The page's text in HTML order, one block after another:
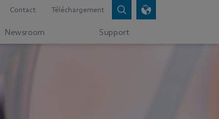
Contact Téléchargement
Newsroom Support